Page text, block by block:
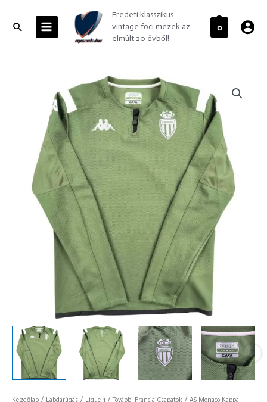
contentSearchMENU
Eredeti klasszikus
vintage foci mezek az
elmúlt 20 évből!
0
Kezdőlap / Labdarúgás / Ligue 1 /További Francia Csapatok / AS Monaco Kappa
mennyiség